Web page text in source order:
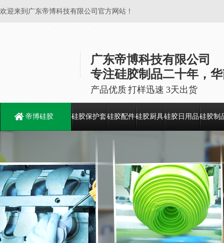
欢迎来到广东帝博科技有限公司官方网站！
广东帝博科技有限公司
专注硅胶制品二十年，
产品优质 打样迅速 3天出货
帝博硅胶 硅胶保护套硅胶配件硅胶厨具硅胶日用品硅胶制